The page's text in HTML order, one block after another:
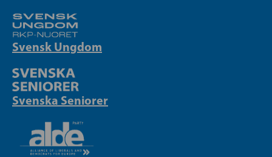
Svensk Ungdom
Svenska Seniorer